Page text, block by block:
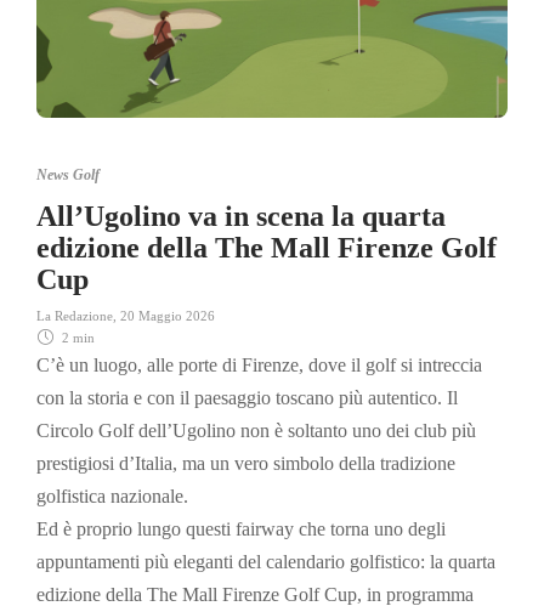
News Golf
All’Ugolino va in scena la quarta
edizione della The Mall Firenze Golf
Cup
La Redazione 20 Maggio 2026
2 min
C’è un luogo, alle porte di Firenze, dove il golf si intreccia
con la storia e con il paesaggio toscano più autentico. Il
Circolo Golf dell’Ugolino non è soltanto uno dei club più
prestigiosi d’Italia, ma un vero simbolo della tradizione
golfistica nazionale.
Ed è proprio lungo questi fairway che torna uno degli
appuntamenti più eleganti del calendario golfistico: la quarta
edizione della The Mall Firenze Golf Cup, in programma